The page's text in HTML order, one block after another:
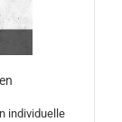
individuelle